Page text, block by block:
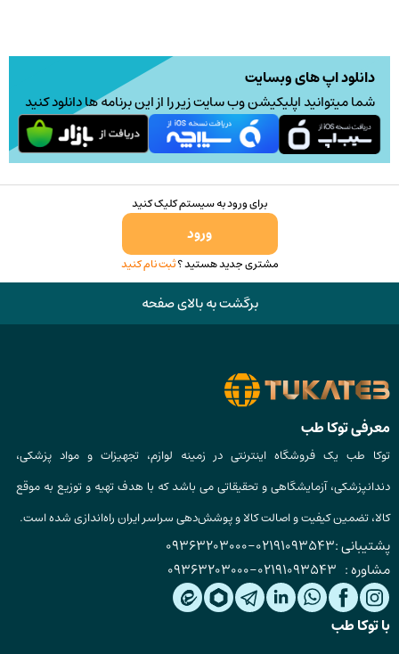
است
صفحه
محصول
انتخاب
دانلود اپ های وبسایت
شما میتوانید اپلیکیشن وب سایت زیر را از این برنامه ها دانلود کنید
برای ورود به سیستم کلیک کنید
ورود
مشتری جدید هستید ؟ثبت نام کنید
برگشت به بالای صفحه
معرفی توکا طب
توکا طب یک فروشگاه اینترنتی در زمینه لوازم، تجهیزات و مواد پزشکی،
دندانپزشکی، آزمایشگاهی و تحقیقاتی می باشد که با هدف تهیه و توزیع به موقع
کالا، تضمین کیفیت و اصالت کالا و پوشش‌دهی سراسر ایران راه‌اندازی شده است.
پشتیبانی :02191093543
-
09363203000
مشاوره : 02191093543
-
09363203000
با توکا طب